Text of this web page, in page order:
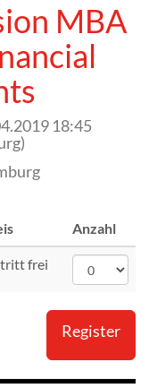
MBA
18:45
)
Anzahl
frei
Register